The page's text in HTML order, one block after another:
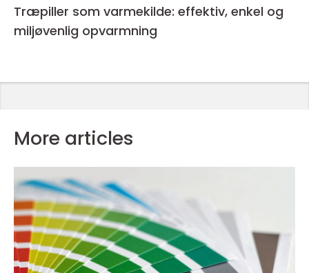
Træpiller som varmekilde: effektiv, enkel og
miljøvenlig opvarmning
More articles